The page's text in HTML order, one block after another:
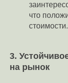
что
стоимости.
3.
на рынок